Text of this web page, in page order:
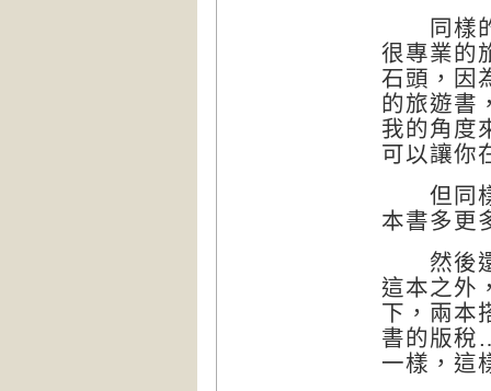
同樣的
很專業的
石頭，因
的旅遊書
我的角度
可以讓你
但同樣
本書多更
然後還
這本之外
下，兩本
書的版稅
一樣，這